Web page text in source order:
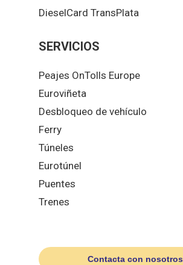
DieselCard TransPlata
SERVICIOS
Peajes OnTolls Europe
Euroviñeta
Desbloqueo de vehículo
Ferry
Túneles
Eurotúnel
Puentes
Trenes
Contacta con nosotros